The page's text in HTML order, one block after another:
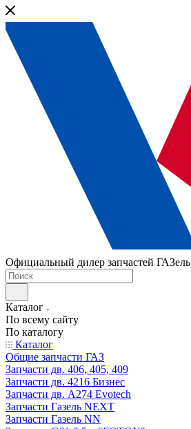
Официальный дилер запчастей ГАЗель
Каталог
По всему сайту
По каталогу
Каталог
Общие запчасти ГАЗ
Запчасти дв. 406, 405, 409
Запчасти дв. 4216 Бизнес
Запчасти дв. A274 Evotech
Запчасти Газель NEXT
Запчасти Газель NN